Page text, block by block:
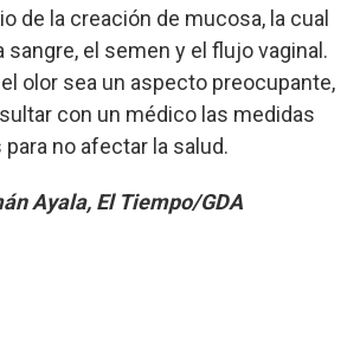
de la creación de mucosa, la cual
sangre, el semen y el flujo vaginal.
olor sea un aspecto preocupante,
con un médico las medidas
no afectar la salud.
Ayala, El Tiempo/GDA